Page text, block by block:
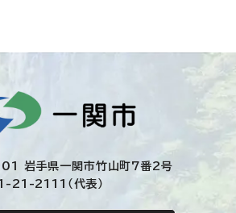
岩手県一関市竹山町7番2号
21-2111（代表）